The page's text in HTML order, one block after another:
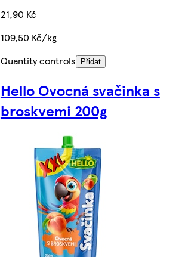
21,90 Kč
109,50 Kč/kg
Quantity controls
Přidat
Hello Ovocná svačinka s
broskvemi 200g